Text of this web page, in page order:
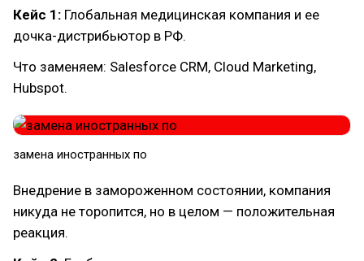
Кейс 1: Глобальная медицинская компания и ее
дочка-дистрибьютор в РФ.
Что заменяем: Salesforce CRM, Cloud Marketing,
Hubspot.
замена иностранных по
Внедрение в замороженном состоянии, компания
никуда не торопится, но в целом — положительная
реакция.